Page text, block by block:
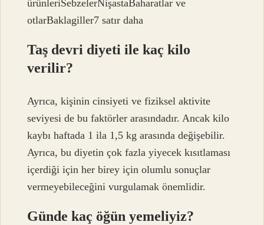
ürünleriSebzelerNişastaBaharatlar ve
otlarBaklagiller7 satır daha
Taş devri diyeti ile kaç kilo
verilir?
Ayrıca, kişinin cinsiyeti ve fiziksel aktivite
seviyesi de bu faktörler arasındadır. Ancak kilo
kaybı haftada 1 ila 1,5 kg arasında değişebilir.
Ayrıca, bu diyetin çok fazla yiyecek kısıtlaması
içerdiği için her birey için olumlu sonuçlar
vermeyebileceğini vurgulamak önemlidir.
Günde kaç öğün yemeliyiz?